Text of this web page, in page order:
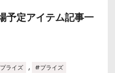
予定アイテム記事一
ライズ , #プライズ